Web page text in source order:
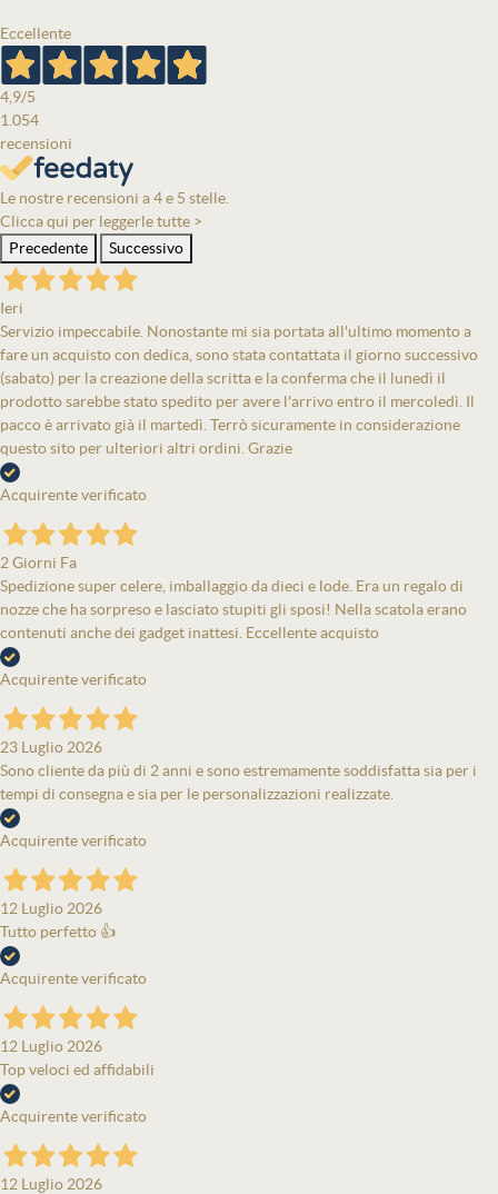
Eccellente
4,9/5
1.054
recensioni
Le nostre recensioni a 4 e 5 stelle.
Clicca qui per leggerle tutte >
Precedente
Successivo
Ieri
Servizio impeccabile. Nonostante mi sia portata all'ultimo momento a
fare un acquisto con dedica, sono stata contattata il giorno successivo
(sabato) per la creazione della scritta e la conferma che il lunedì il
prodotto sarebbe stato spedito per avere l'arrivo entro il mercoledì. Il
pacco è arrivato già il martedì. Terrò sicuramente in considerazione
questo sito per ulteriori altri ordini. Grazie
Acquirente verificato
2 Giorni Fa
Spedizione super celere, imballaggio da dieci e lode. Era un regalo di
nozze che ha sorpreso e lasciato stupiti gli sposi! Nella scatola erano
contenuti anche dei gadget inattesi. Eccellente acquisto
Acquirente verificato
23 Luglio 2026
Sono cliente da più di 2 anni e sono estremamente soddisfatta sia per i
tempi di consegna e sia per le personalizzazioni realizzate.
Acquirente verificato
12 Luglio 2026
Tutto perfetto 👍
Acquirente verificato
12 Luglio 2026
Top veloci ed affidabili
Acquirente verificato
12 Luglio 2026